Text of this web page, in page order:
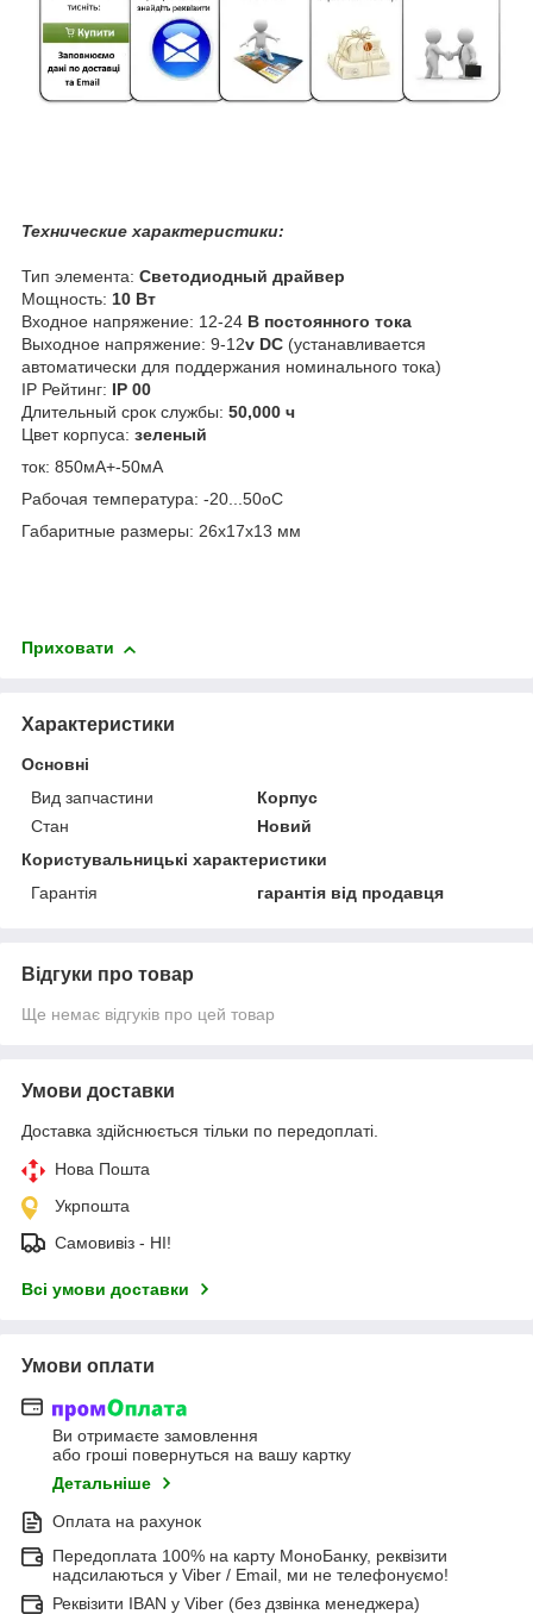
Технические характеристики:
Тип элемента: Светодиодный драйвер
Мощность: 10 Вт
Входное напряжение: 12-24 В постоянного тока
Выходное напряжение: 9-12v DC (устанавливается
автоматически для поддержания номинального тока)
IP Рейтинг: IP 00
Длительный срок службы: 50,000 ч
Цвет корпуса: зеленый
ток: 850мА+-50мА
Рабочая температура: -20...50оС
Габаритные размеры: 26х17х13 мм
Приховати
Характеристики
Основні
Вид запчастини
Корпус
Стан
Новий
Користувальницькі характеристики
Гарантія
гарантія від продавця
Відгуки про товар
Ще немає відгуків про цей товар
Умови доставки
Доставка здійснюється тільки по передоплаті.
Нова Пошта
Укрпошта
Самовивіз - НІ!
Всі умови доставки
Умови оплати
Ви отримаєте замовлення
або гроші повернуться на вашу картку
Детальніше
Оплата на рахунок
Передоплата 100% на карту МоноБанку, реквізити
надсилаються у Viber / Email, ми не телефонуємо!
Реквізити IBAN у Viber (без дзвінка менеджера)